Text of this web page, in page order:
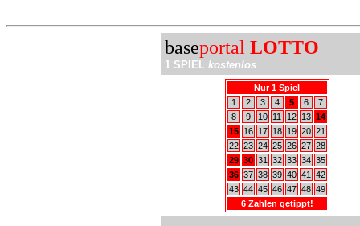
baseportal LOTTO
1 SPIEL kostenlos
Nur 1 Spiel
1
2 3 4 5 6
7
8
9 10 11 12 13 14
15
16 17 18 19 20 21
22 23 24 25 26 27 28
29 30 31 32 33 34 35
36 37 38 39 40 41
42
43 44 45 46 47 48 49
6 Zahlen getippt!